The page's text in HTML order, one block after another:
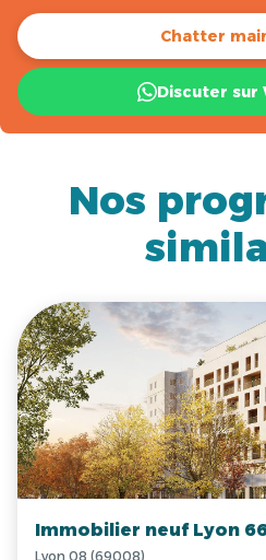
Chatter
Discuter sur
Nos
Immobilier neuf Lyon
Lyon 08 (69008)